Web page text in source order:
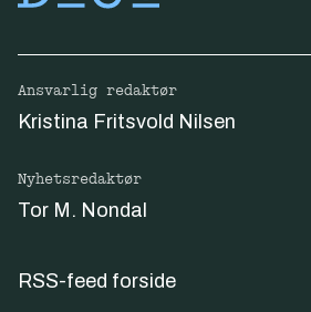
Ansvarlig redaktør
Kristina Fritsvold Nilsen
Nyhetsredaktør
Tor M. Nondal
RSS-feed forside